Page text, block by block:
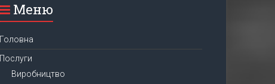
Меню
Головна
Послуги
Виробництво